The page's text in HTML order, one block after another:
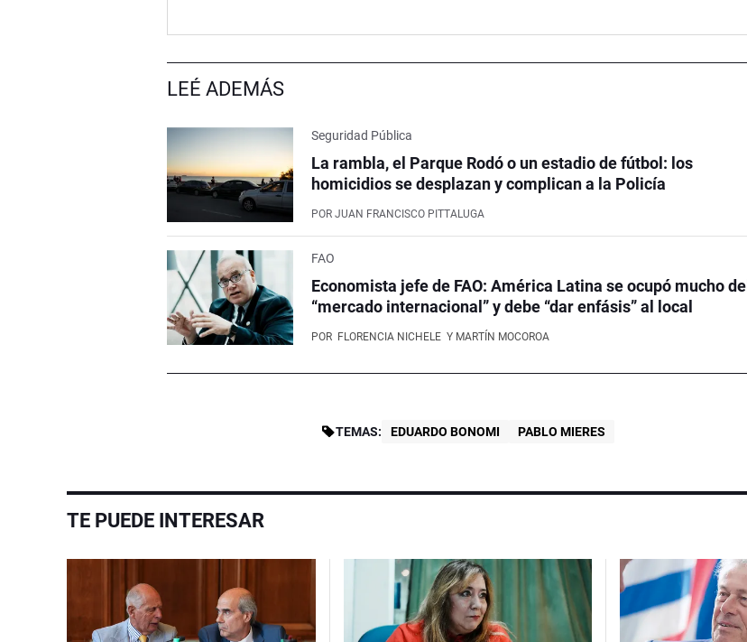
LEÉ ADEMÁS
Seguridad Pública
La rambla, el Parque Rodó o un estadio de fútbol: los
homicidios se desplazan y complican a la Policía
POR JUAN FRANCISCO PITTALUGA
FAO
Economista jefe de FAO: América Latina se ocupó mucho del
“mercado internacional” y debe “dar enfásis” al local
POR FLORENCIA NICHELE Y MARTÍN MOCOROA
TEMAS: EDUARDO BONOMI PABLO MIERES
TE PUEDE INTERESAR